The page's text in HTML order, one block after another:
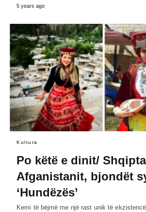
5 years ago
Kultura
Po këtë e dinit/
Afganistanit, bjondët
‘Hundëzës’
Kemi të bëjmë me një rast unik të